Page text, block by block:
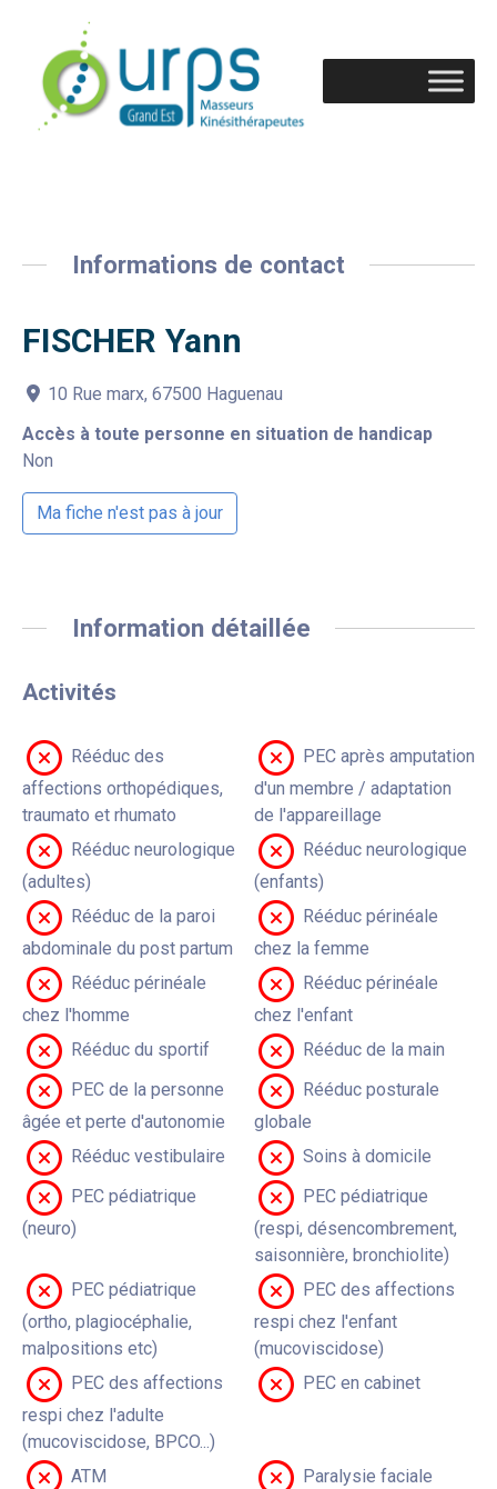
Informations de contact
FISCHER Yann
10 Rue marx, 67500 Haguenau
Accès à toute personne en situation de handicap
Non
Ma fiche n'est pas à jour
Information détaillée
Activités
Rééduc des
affections orthopédiques,
traumato et rhumato
PEC après amputation
d'un membre / adaptation
de l'appareillage
Rééduc neurologique
(adultes)
Rééduc neurologique
(enfants)
Rééduc de la paroi
abdominale du post partum
Rééduc périnéale
chez la femme
Rééduc périnéale
chez l'homme
Rééduc périnéale
chez l'enfant
Rééduc du sportif
Rééduc de la main
PEC de la personne
âgée et perte d'autonomie
Rééduc posturale
globale
Rééduc vestibulaire
Soins à domicile
PEC pédiatrique
(neuro)
PEC pédiatrique
(respi, désencombrement,
saisonnière, bronchiolite)
PEC pédiatrique
(ortho, plagiocéphalie,
malpositions etc)
PEC des affections
respi chez l'enfant
(mucoviscidose)
PEC des affections
respi chez l'adulte
(mucoviscidose, BPCO...)
PEC en cabinet
ATM
Paralysie faciale